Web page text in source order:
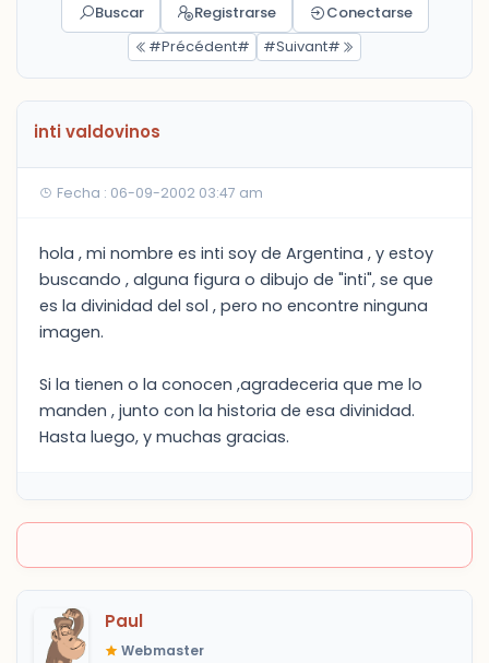
Buscar
Registrarse
Conectarse
#Précédent#
#Suivant#
inti valdovinos
Fecha : 06-09-2002 03:47 am
hola , mi nombre es inti soy de Argentina , y estoy
buscando , alguna figura o dibujo de "inti", se que
es la divinidad del sol , pero no encontre ninguna
imagen.
Si la tienen o la conocen ,agradeceria que me lo
manden , junto con la historia de esa divinidad.
Hasta luego, y muchas gracias.
Paul
Webmaster